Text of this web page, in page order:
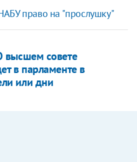
право на "прослушку"
высшем совете
в парламенте в
или дни